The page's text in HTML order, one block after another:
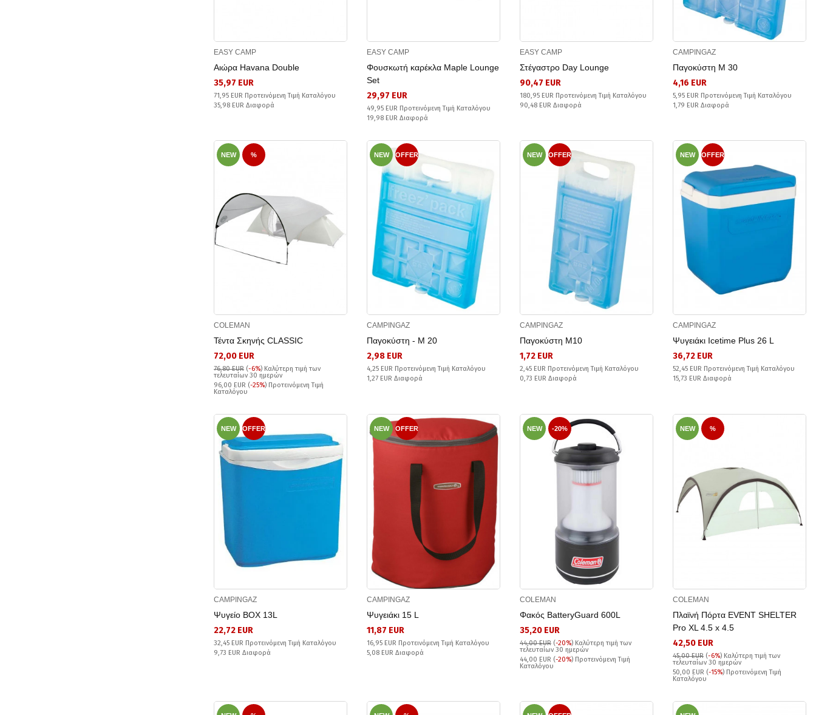
EASY CAMP
Αιώρα Havana Double
35,97 EUR
71,95 EUR Προτεινόμενη Τιμή Καταλόγου
35,98 EUR Διαφορά
EASY CAMP
Φουσκωτή καρέκλα Maple Lounge
Set
29,97 EUR
49,95 EUR Προτεινόμενη Τιμή Καταλόγου
19,98 EUR Διαφορά
EASY CAMP
Στέγαστρο Day Lounge
90,47 EUR
180,95 EUR Προτεινόμενη Τιμή Καταλόγου
90,48 EUR Διαφορά
CAMPINGAZ
Παγοκύστη M 30
4,16 EUR
5,95 EUR Προτεινόμενη Τιμή Καταλόγου
1,79 EUR Διαφορά
NEW %
COLEMAN
Τέντα Σκηνής CLASSIC
72,00 EUR
76,80 EUR (-6%) Καλύτερη τιμή των
τελευταίων 30 ημερών
96,00 EUR (-25%) Προτεινόμενη Τιμή
Καταλόγου
NEW OFFER
CAMPINGAZ
Παγοκύστη - M 20
2,98 EUR
4,25 EUR Προτεινόμενη Τιμή Καταλόγου
1,27 EUR Διαφορά
NEW OFFER
CAMPINGAZ
Παγοκύστη M10
1,72 EUR
2,45 EUR Προτεινόμενη Τιμή Καταλόγου
0,73 EUR Διαφορά
NEW OFFER
CAMPINGAZ
Ψυγειάκι Icetime Plus 26 L
36,72 EUR
52,45 EUR Προτεινόμενη Τιμή Καταλόγου
15,73 EUR Διαφορά
NEW OFFER
CAMPINGAZ
Ψυγείο BOX 13L
22,72 EUR
32,45 EUR Προτεινόμενη Τιμή Καταλόγου
9,73 EUR Διαφορά
NEW OFFER
CAMPINGAZ
Ψυγειάκι 15 L
11,87 EUR
16,95 EUR Προτεινόμενη Τιμή Καταλόγου
5,08 EUR Διαφορά
NEW -20%
COLEMAN
Φακός BatteryGuard 600L
35,20 EUR
44,00 EUR (-20%) Καλύτερη τιμή των
τελευταίων 30 ημερών
44,00 EUR (-20%) Προτεινόμενη Τιμή
Καταλόγου
NEW %
COLEMAN
Πλαϊνή Πόρτα EVENT SHELTER
Pro XL 4.5 x 4.5
42,50 EUR
45,00 EUR (-6%) Καλύτερη τιμή των
τελευταίων 30 ημερών
50,00 EUR (-15%) Προτεινόμενη Τιμή
Καταλόγου